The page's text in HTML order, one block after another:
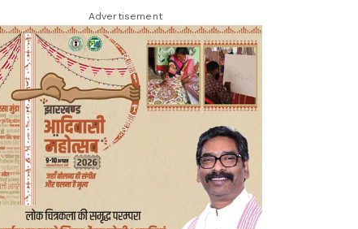
Advertisement